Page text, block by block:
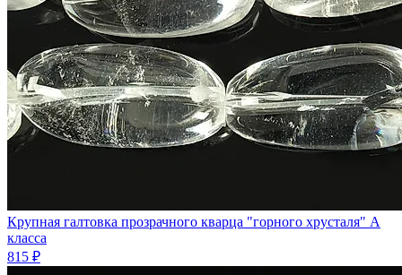
Крупная галтовка прозрачного кварца "горного хрусталя" А
класса
815 ₽